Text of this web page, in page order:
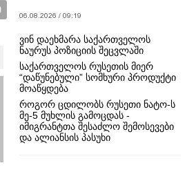
06.08.2026 / 09:19
ვინ დაეხმარა საქართველოს
ნაურუს პოზიციის შეცვლაში
საქართველოს რუსეთის მიერ
“დაწუნებული” სომხური პროდუქტი
მოაწყდება
როგორ ცდილობს რუსეთი ნატო-ს
მე-5 მუხლის გამოცდას -
იმიგრანტთა შესაძლო შემოსევები
და ალიანსის პასუხი